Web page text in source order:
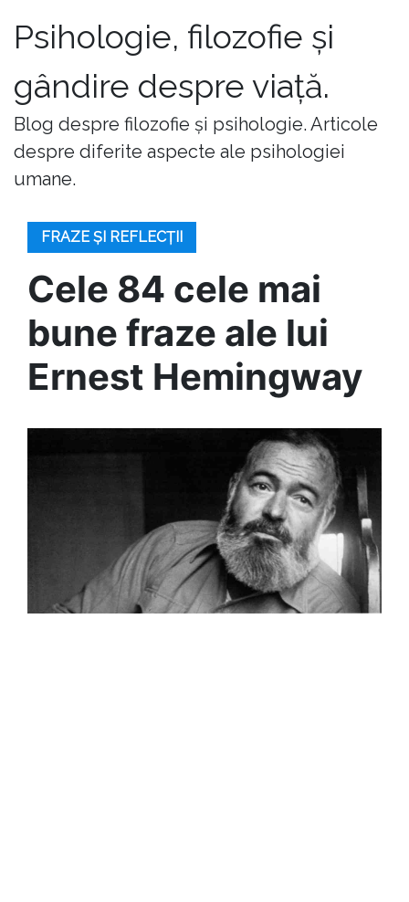
Psihologie, filozofie și
gândire despre viață.
Blog despre filozofie și psihologie. Articole
despre diferite aspecte ale psihologiei
umane.
FRAZE ȘI REFLECȚII
Cele 84 cele mai
bune fraze ale lui
Ernest Hemingway